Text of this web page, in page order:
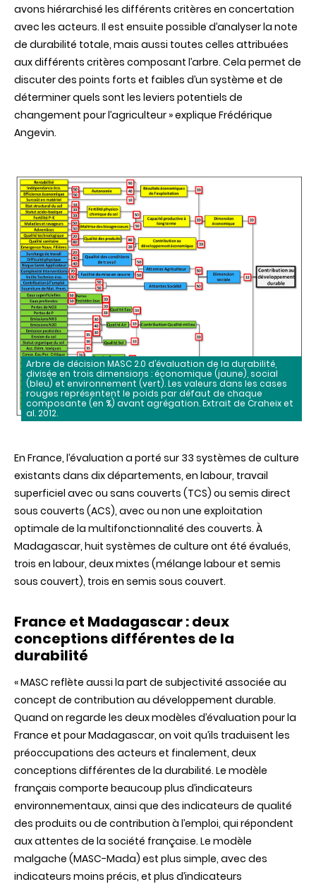
avons hiérarchisé les différents critères en concertation
avec les acteurs. Il est ensuite possible d’analyser la note
de durabilité totale, mais aussi toutes celles attribuées
aux différents critères composant l’arbre. Cela permet de
discuter des points forts et faibles d’un système et de
déterminer quels sont les leviers potentiels de
changement pour l’agriculteur » explique Frédérique
Angevin.
Arbre de décision MASC 2.0 d’évaluation de la durabilité,
divisée en trois dimensions : économique (jaune), social
(bleu) et environnement (vert). Les valeurs dans les cases
rouges représentent le poids par défaut de chaque
composante (en %) avant agrégation. Extrait de Craheix et
al. 2012.
En France, l’évaluation a porté sur 33 systèmes de culture
existants dans dix départements, en labour, travail
superficiel avec ou sans couverts (TCS) ou semis direct
sous couverts (ACS), avec ou non une exploitation
optimale de la multifonctionnalité des couverts. À
Madagascar, huit systèmes de culture ont été évalués,
trois en labour, deux mixtes (mélange labour et semis
sous couvert), trois en semis sous couvert.
France et Madagascar : deux
conceptions différentes de la
durabilité
« MASC reflète aussi la part de subjectivité associée au
concept de contribution au développement durable.
Quand on regarde les deux modèles d’évaluation pour la
France et pour Madagascar, on voit qu’ils traduisent les
préoccupations des acteurs et finalement, deux
conceptions différentes de la durabilité. Le modèle
français comporte beaucoup plus d’indicateurs
environnementaux, ainsi que des indicateurs de qualité
des produits ou de contribution à l’emploi, qui répondent
aux attentes de la société française. Le modèle
malgache (MASC-Mada) est plus simple, avec des
indicateurs moins précis, et plus d’indicateurs